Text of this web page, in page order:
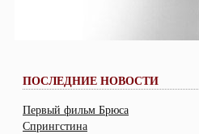
ПОСЛЕДНИЕ НОВОСТИ
Первый фильм Брюса
Спрингстина